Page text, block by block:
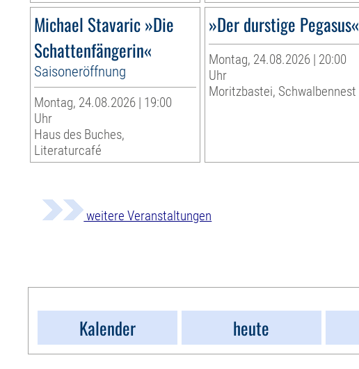
Michael Stavaric »Die
Schattenfängerin«
Saisoneröffnung
Montag, 24.08.2026 | 19:00
Uhr
Haus des Buches,
Literaturcafé
»Der durstige Pegasus«
Montag, 24.08.2026 | 20:00
Uhr
Moritzbastei, Schwalbennest
weitere Veranstaltungen
Kalender
heute